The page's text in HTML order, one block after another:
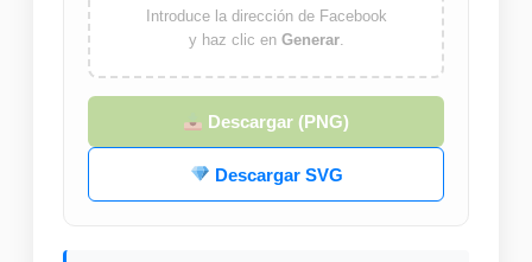
Introduce la dirección de Facebook
y haz clic en Generar.
Descargar (PNG)
Descargar SVG